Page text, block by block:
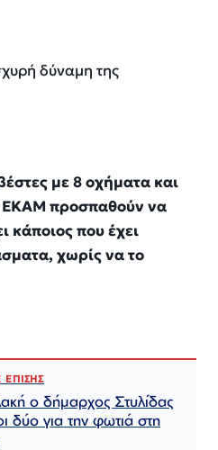
δύναμη της
με 8 οχήματα και
ΕΚΑΜ προσπαθούν να
κάποιος που έχει
χωρίς να το
ΕΠΙΣΗΣ
ο δήμαρχος Στυλίδας
δύο για την φωτιά στη